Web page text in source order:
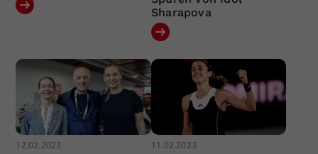
Sharapova
12.02.2023 11.02.2023